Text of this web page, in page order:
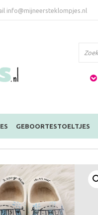
info@mijneersteklompjes.nl
GEBOORTESTOELTJES